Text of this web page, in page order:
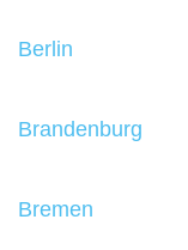
Berlin
Brandenburg
Bremen